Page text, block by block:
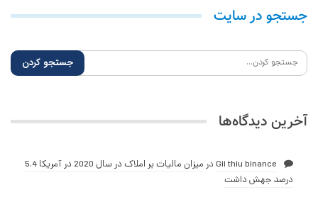
جستجو در سایت
آخرین دیدگاه‌ها
Gii thiu binance در
میزان مالیات بر املاک در سال 2020 در آمریکا 5.4
درصد جهش داشت